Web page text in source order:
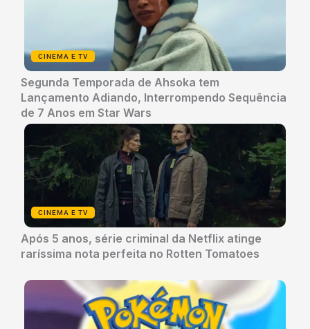
CINEMA E TV
Segunda Temporada de Ahsoka tem
Lançamento Adiando, Interrompendo Sequência
de 7 Anos em Star Wars
CINEMA E TV
Após 5 anos, série criminal da Netflix atinge
raríssima nota perfeita no Rotten Tomatoes